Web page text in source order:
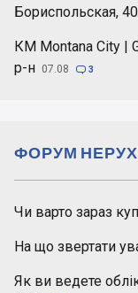
Бориспольская, 40
КМ Montana City |
р-н 07.08  3
Чи варто зараз
На що звертати
Як ви ведете
ФОРУМ